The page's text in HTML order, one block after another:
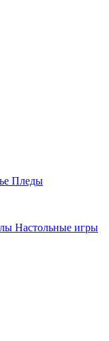
Пледы
Настольные игры